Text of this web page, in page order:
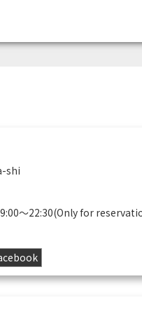
shi
〜22:30(Only for